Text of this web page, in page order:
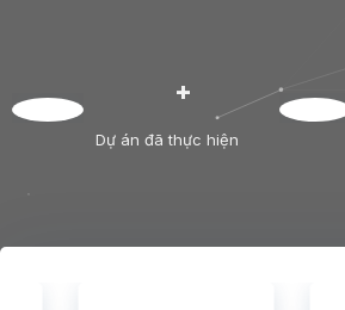
+
Dự án đã thực hiện